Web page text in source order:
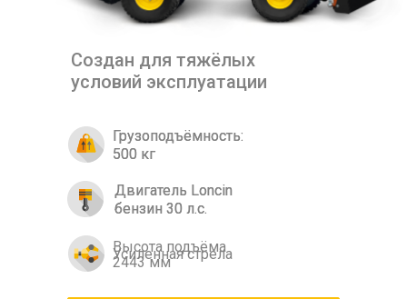
Грузоподъёмность:
500 кг
Усиленная стрела
Двигатель Loncin
бензин 30 л.с.
Грузоподъёмность:
500 кг
Высота подъёма
2443 мм
Двигатель Loncin
бензин 30 л.с.
Создан для тяжёлых
условий эксплуатации